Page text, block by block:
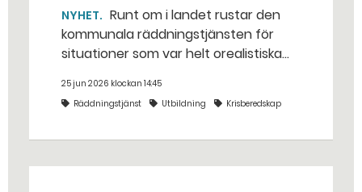
NYHET
kommunala räddningstjänsten för
situationer som var helt orealistiska
bakhåll, utspridda granater och hot
från livsfarliga drönare i det
25 jun 2026 klockan 14:45
Räddningstjänst
Utbildning Krisberedskap